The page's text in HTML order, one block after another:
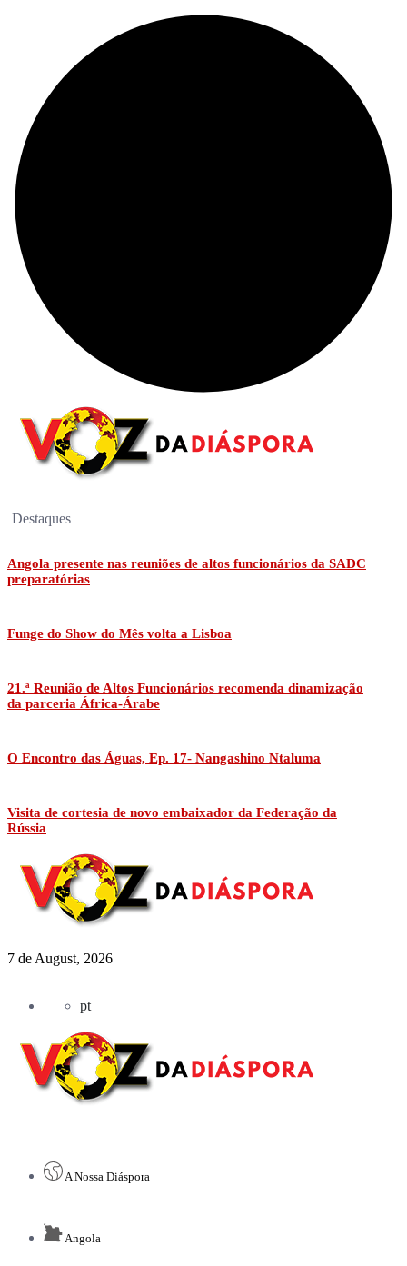
Destaques
Angola presente nas reuniões de altos funcionários da SADC
preparatórias
Funge do Show do Mês volta a Lisboa
21.ª Reunião de Altos Funcionários recomenda dinamização
da parceria África-Árabe
O Encontro das Águas, Ep. 17- Nangashino Ntaluma
Visita de cortesia de novo embaixador da Federação da
Rússia
7 de August, 2026
pt
A Nossa Diáspora
Angola